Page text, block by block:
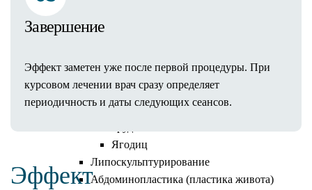
Рук
Мужская
Липофилинг
Ягодиц
Липоскульптурирование
Абдоминопластика (пластика живота)
Завершение
Эффект заметен уже после первой процедуры. При
курсовом лечении врач сразу определяет
периодичность и даты следующих сеансов.
Эффект